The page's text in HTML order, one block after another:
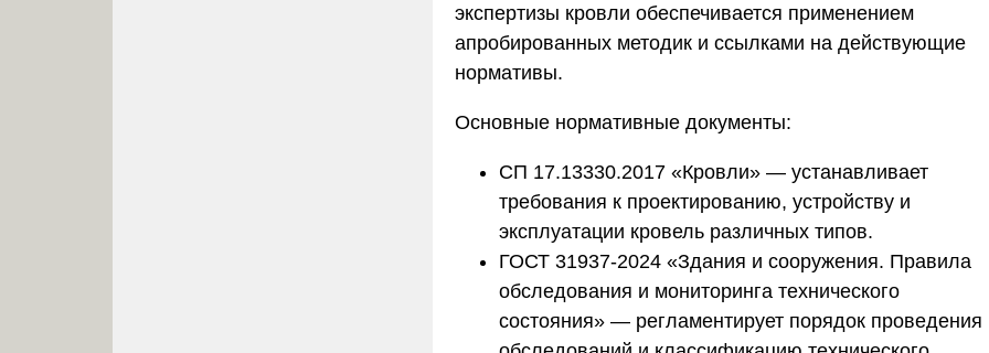
экспертизы кровли обеспечивается применением
апробированных методик и ссылками на действующие
нормативы.
Основные нормативные документы:
СП 17.13330.2017 «Кровли» — устанавливает
требования к проектированию, устройству и
эксплуатации кровель различных типов.
ГОСТ 31937-2024 «Здания и сооружения. Правила
обследования и мониторинга технического
состояния» — регламентирует порядок проведения